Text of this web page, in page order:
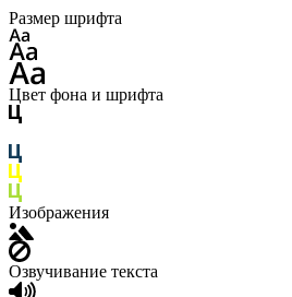
Размер шрифта
Цвет фона и шрифта
Изображения
Озвучивание текста